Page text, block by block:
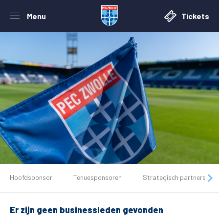
Menu Tickets
Tickets
Matchdays
Hoofdsponsor Tenuesponsoren Strategisch partners
Er zijn geen businessleden gevonden